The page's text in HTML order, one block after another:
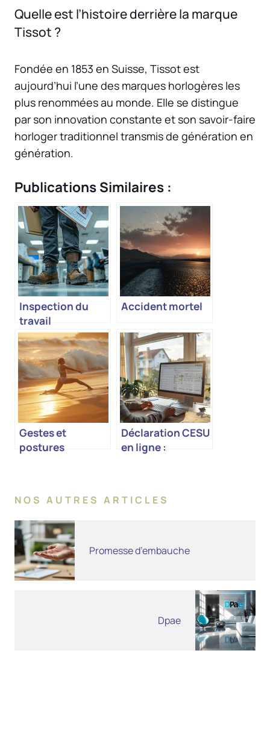
Quelle est l’histoire derrière la marque
Tissot ?
Fondée en 1853 en Suisse, Tissot est
aujourd’hui l’une des marques horlogères les
plus renommées au monde. Elle se distingue
par son innovation constante et son savoir-faire
horloger traditionnel transmis de génération en
génération.
Publications Similaires :
Inspection du
travail
Accident mortel
Gestes et
postures
Déclaration CESU
en ligne :
particulier
NOS AUTRES ARTICLES
Promesse d’embauche
Dpae